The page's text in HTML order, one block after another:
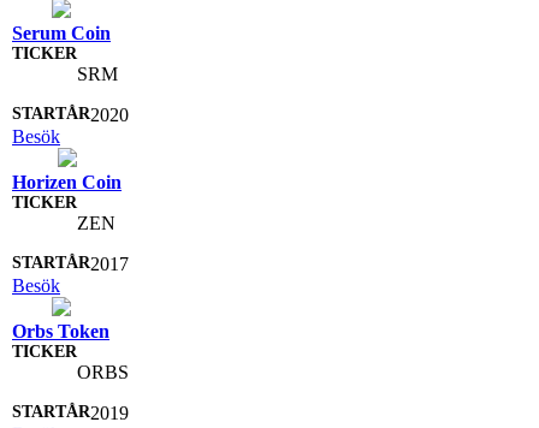
Serum Coin
SRM
2020
Besök
Horizen Coin
ZEN
2017
Besök
Orbs Token
ORBS
2019